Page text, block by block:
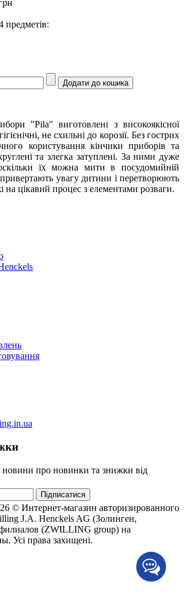
предметів:
"Pila" виготовлені з високоякісної
не схильні до корозії. Без гострих
користування кінчики приборів та
та злегка затуплені. За ними дуже
їх можна мити в посудомийній
увагу дитини і перетворюють
на цікавий процес з елементами розваги.
новини про новинки та знижки від
© Интернет-магазин авторизированного
J.A. Henckels AG (Золинген,
(ZWILLING group) на
Усі права захищені.